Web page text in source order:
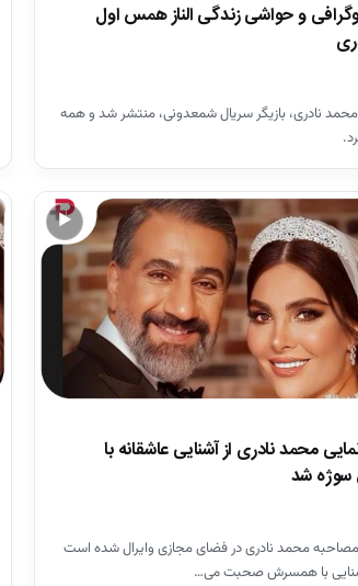
و حواشی زندگی الناز همس اول
محمد نادری، بازیگر سریال شمعدونی، منتشر شد و همه
▶
محمد نادری از آشنایی عاشقانه با
شد
مصاحبه محمد نادری در فضای مجازی وایرال شده است
با همسرش صحبت می…